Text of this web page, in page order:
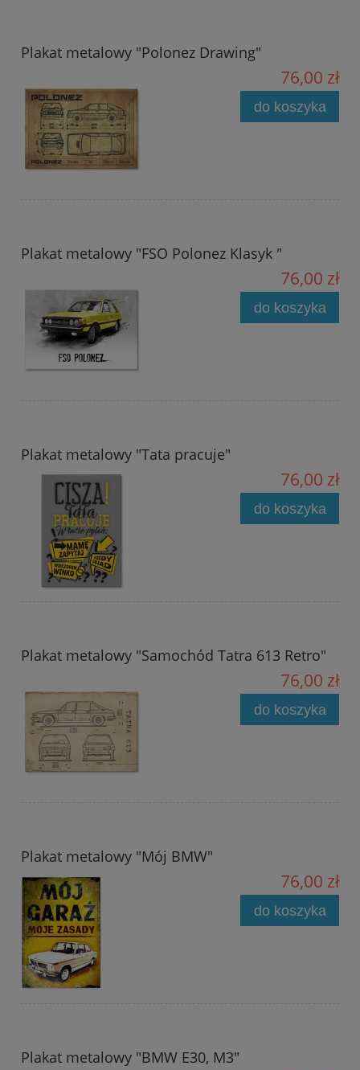
Plakat metalowy "Polonez Drawing"
76,00 zł
do koszyka
Plakat metalowy "FSO Polonez Klasyk "
76,00 zł
do koszyka
Plakat metalowy "Tata pracuje"
76,00 zł
do koszyka
Plakat metalowy "Samochód Tatra 613 Retro"
76,00 zł
do koszyka
Plakat metalowy "Mój BMW"
76,00 zł
do koszyka
Plakat metalowy "BMW E30, M3"